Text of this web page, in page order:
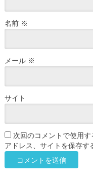
名前 ※
メール ※
サイト
次回のコメントで使用
アドレス、サイトを保存す